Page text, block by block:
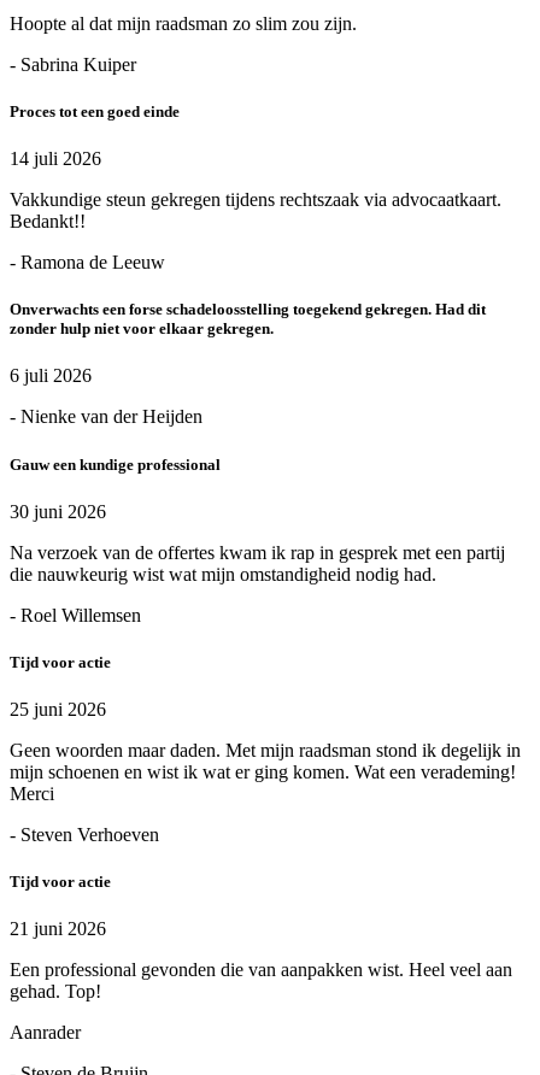
Hoopte al dat mijn raadsman zo slim zou zijn.
- Sabrina Kuiper
Proces tot een goed einde
14 juli 2026
Vakkundige steun gekregen tijdens rechtszaak via advocaatkaart.
Bedankt!!
- Ramona de Leeuw
Onverwachts een forse schadeloosstelling toegekend gekregen. Had dit
zonder hulp niet voor elkaar gekregen.
6 juli 2026
- Nienke van der Heijden
Gauw een kundige professional
30 juni 2026
Na verzoek van de offertes kwam ik rap in gesprek met een partij
die nauwkeurig wist wat mijn omstandigheid nodig had.
- Roel Willemsen
Tijd voor actie
25 juni 2026
Geen woorden maar daden. Met mijn raadsman stond ik degelijk in
mijn schoenen en wist ik wat er ging komen. Wat een verademing!
Merci
- Steven Verhoeven
Tijd voor actie
21 juni 2026
Een professional gevonden die van aanpakken wist. Heel veel aan
gehad. Top!
Aanrader